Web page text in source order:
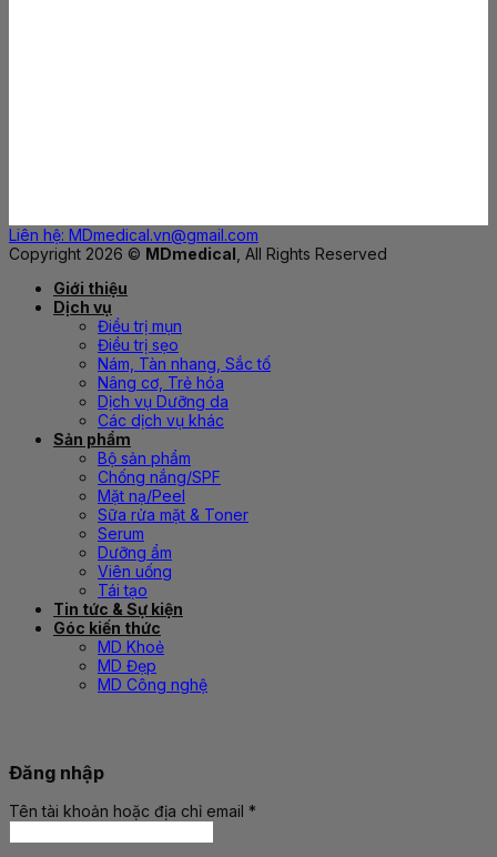
Liên hệ: MDmedical.vn@gmail.com
Copyright 2026 © MDmedical , All Rights Reserved
Giới thiệu
Dịch vụ
Điều trị mụn
Điều trị sẹo
Nám, Tàn nhang, Sắc tố
Nâng cơ, Trẻ hóa
Dịch vụ Dưỡng da
Các dịch vụ khác
Sản phẩm
Bộ sản phẩm
Chống nắng/SPF
Mặt nạ/Peel
Sữa rửa mặt & Toner
Serum
Dưỡng ẩm
Viên uống
Tái tạo
Tin tức & Sự kiện
Góc kiến thức
MD Khoẻ
MD Đẹp
MD Công nghệ
Đăng nhập
Tên tài khoản hoặc địa chỉ email *
Bắt